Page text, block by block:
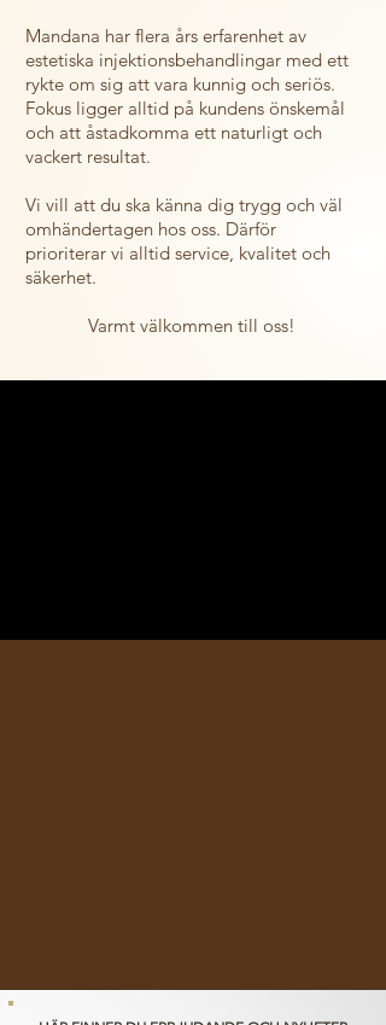
Mandana har flera års erfarenhet av
estetiska injektionsbehandlingar med ett
rykte om sig att vara kunnig och seriös.
Fokus ligger alltid på kundens önskemål
och att åstadkomma ett naturligt och
vackert resultat.
Vi vill att du ska känna dig trygg och väl
omhändertagen hos oss. Därför
prioriterar vi alltid service, kvalitet och
säkerhet.
Varmt välkommen till oss!